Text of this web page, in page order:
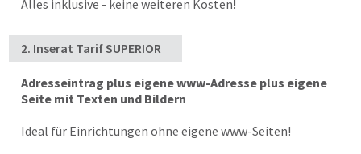
Alles inklusive - keine weiteren Kosten!
2. Inserat Tarif SUPERIOR
Adresseintrag plus eigene www-Adresse plus eigene
Seite mit Texten und Bildern
Ideal für Einrichtungen ohne eigene www-Seiten!